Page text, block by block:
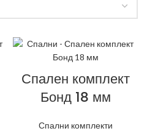
Спален комплект
Бонд 18 мм
Спални комплекти